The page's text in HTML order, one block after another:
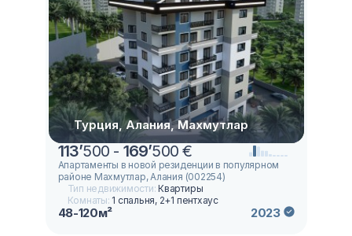
Турция, Алания, Махмутлар
113’500 - 169’500 €
Апартаменты в новой резиденции в популярном
районе Махмутлар, Алания (002254)
Тип недвижимости:Квартиры
Комнаты: 1 спальня, 2+1 пентхаус
48-120м² 2023